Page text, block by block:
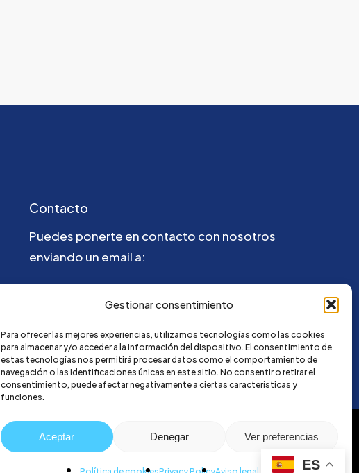
Gestionar consentimiento
Para ofrecer las mejores experiencias, utilizamos tecnologías como las cookies
para almacenar y/o acceder a la información del dispositivo. El consentimiento de
estas tecnologías nos permitirá procesar datos como el comportamiento de
navegación o las identificaciones únicas en este sitio. No consentir o retirar el
consentimiento, puede afectar negativamente a ciertas características y
funciones.
Aceptar Denegar Ver preferencias
Contacto
Puedes ponerte en contacto con nosotros
enviando un email a:
ES